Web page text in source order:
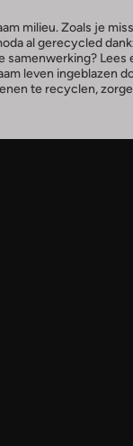
milieu. Zoals je
al gerecycled
samenwerking? Lees
leven ingeblazen
enen te recyclen,